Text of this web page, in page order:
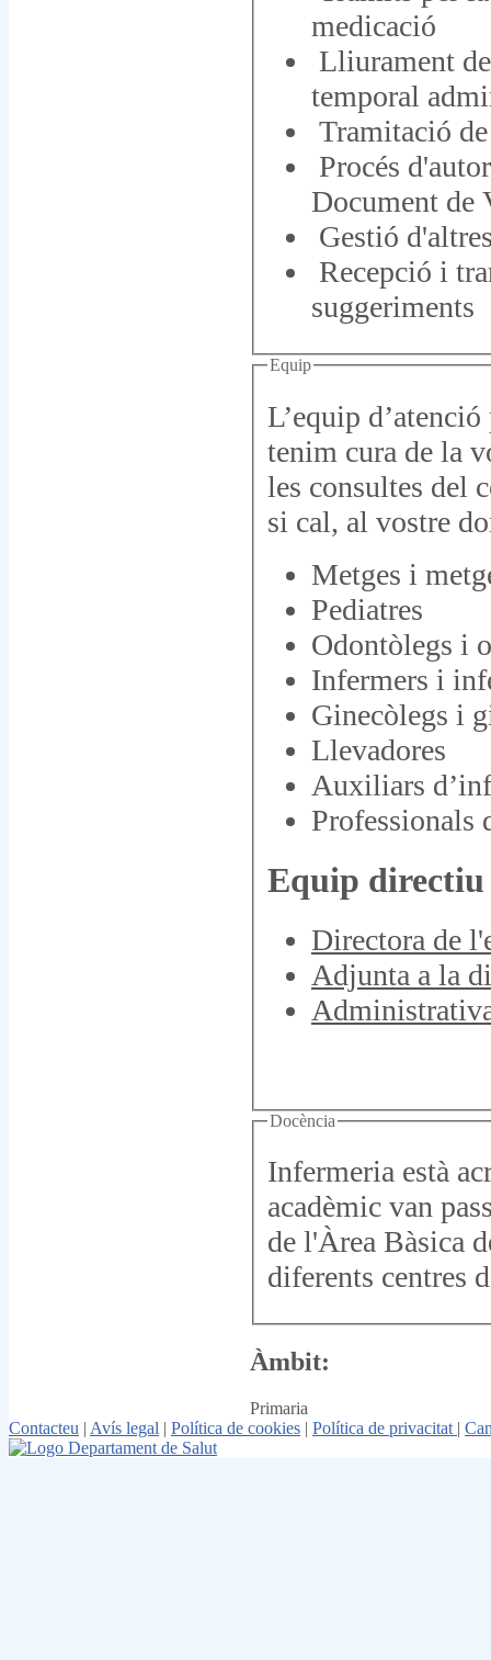
medicació
Lliurament
temporal
Tramitació
Procés
Document de
Gestió
Recepció i
suggeriments
Equip
L’equip
tenim cura de la
les consultes del
si cal, al vostre
Metges i
Pediatres
Odontòlegs i
Infermers i
Ginecòlegs i
Llevadores
Auxiliars
Professionals
Equip
Directora de
Adjunta a la
Docència
Infermeria està
acadèmic van
de l'Àrea Bàsica
diferents centres
Àmbit:
Primaria
Contacteu | Avís legal | Política de cookies | Política de privacitat |